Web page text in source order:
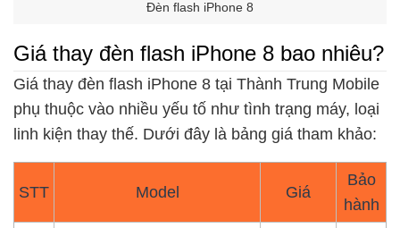
Đèn flash iPhone 8
Giá thay đèn flash iPhone 8 bao nhiêu?
Giá thay đèn flash iPhone 8 tại Thành Trung Mobile
phụ thuộc vào nhiều yếu tố như tình trạng máy, loại
linh kiện thay thế. Dưới đây là bảng giá tham khảo:
STT Model Giá
Bảo
hành